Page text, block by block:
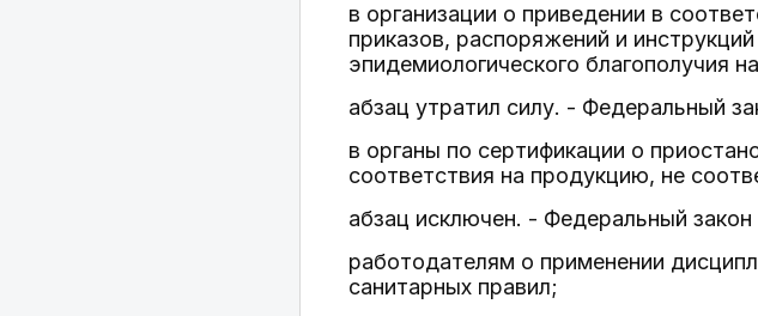
в организации о приведении в
приказов, распоряжений и
эпидемиологического благополучия
абзац утратил силу. - Федеральный
в органы по сертификации о
соответствия на продукцию, не
абзац исключен. - Федеральный
работодателям о применении
санитарных правил;